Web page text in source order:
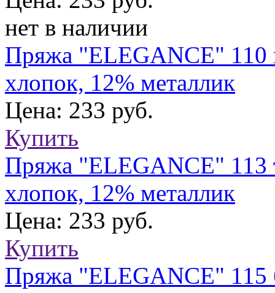
нет в наличии
Пряжа "ELEGANCE" 110
хлопок, 12% металлик
Цена: 233 руб.
Купить
Пряжа "ELEGANCE" 113
хлопок, 12% металлик
Цена: 233 руб.
Купить
Пряжа "ELEGANCE" 115